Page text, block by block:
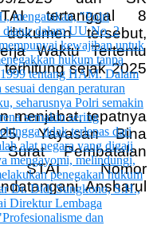
tertanggal 8
tersebut,
Waktu Tertentu
sejak 2025
menjabat, tepatnya
Yayasan Bina
Pembatalan
STAI Nomor
Ansharul